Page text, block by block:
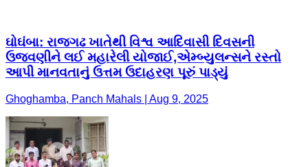
ઘોઘંબા: રાજગઢ ખાતેથી વિશ્વ આદિવાસી દિવસની
ઉજવણીને લઈ મહારેલી યોજાઈ,એમ્બ્યુલન્સને રસ્તો
આપી માનવતાનું ઉત્તમ ઉદાહરણ પૂરું પાડ્યું
Ghoghamba, Panch Mahals | Aug 9, 2025